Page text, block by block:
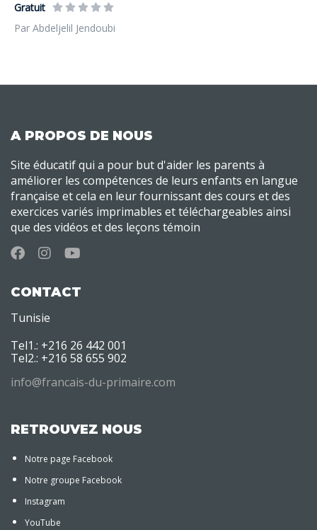
Gratuit
Par Abdeljelil Jendoubi
A PROPOS DE NOUS
Site éducatif qui a pour but d'aider les parents à
améliorer les compétences de leurs enfants en langue
française et cela en leur fournissant des cours et des
exercices variés imprimables et téléchargeables ainsi
que des vidéos et des leçons témoin
CONTACT
Tunisie
Tel1.: +216 26 442 001
Tel2.: +216 58 655 902
info@francais-du-primaire.com
RETROUVEZ NOUS
Notre page Facebook
Notre groupe Facebook
Instagram
YouTube